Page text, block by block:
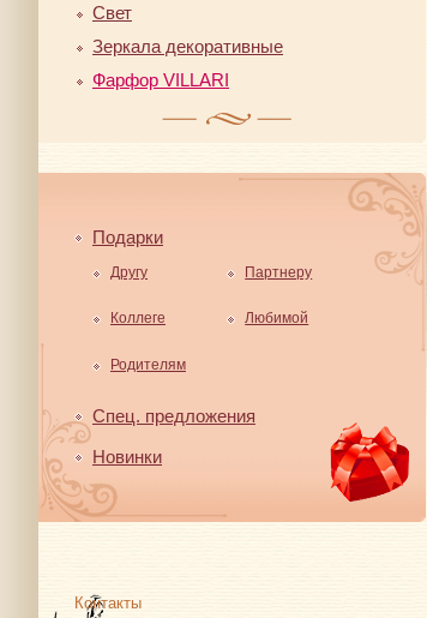
Свет
Зеркала декоративные
Фарфор VILLARI
Подарки
Другу Партнеру
Коллеге Любимой
Родителям
Спец. предложения
Новинки
Контакты